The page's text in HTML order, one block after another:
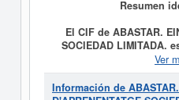
Resumen
El CIF de ABASTAR.
SOCIEDAD LIMITADA.
EINES
tiene como fecha de
meta es A) La edición,
Ver
Información de